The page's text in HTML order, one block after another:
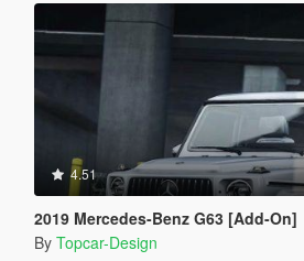
4.51
2019 Mercedes-Benz G63 [Add-On]
By Topcar-Design